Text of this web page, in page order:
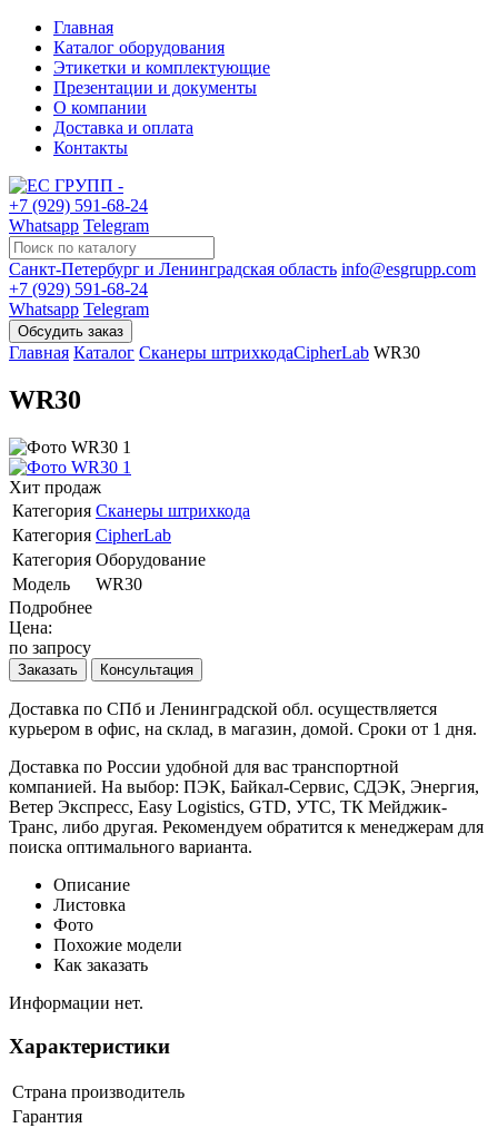
Главная
Каталог оборудования
Этикетки и комплектующие
Презентации и документы
О компании
Доставка и оплата
Контакты
+7 (929) 591-68-24
Whatsapp Telegram
Санкт-Петербург и Ленинградская область info@esgrupp.com
+7 (929) 591-68-24
Whatsapp Telegram
Главная Каталог Сканеры штрихкодаCipherLab WR30
WR30
Хит продаж
Категория Сканеры штрихкода
Категория CipherLab
Категория Оборудование
Модель
WR30
Подробнее
Цена:
по запросу
Доставка по СПб и Ленинградской обл. осуществляется
курьером в офис, на склад, в магазин, домой. Сроки от 1 дня.
Доставка по России удобной для вас транспортной
компанией. На выбор: ПЭК, Байкал-Сервис, СДЭК, Энергия,
Ветер Экспресс, Easy Logistics, GTD, УТС, ТК Мейджик-
Транс, либо другая. Рекомендуем обратится к менеджерам для
поиска оптимального варианта.
Описание
Листовка
Фото
Похожие модели
Как заказать
Информации нет.
Характеристики
Страна производитель
Гарантия